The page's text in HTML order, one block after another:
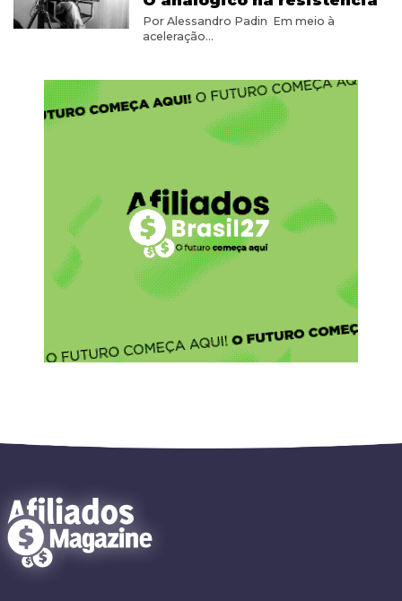
Por Alessandro Padin Em meio à
aceleração...